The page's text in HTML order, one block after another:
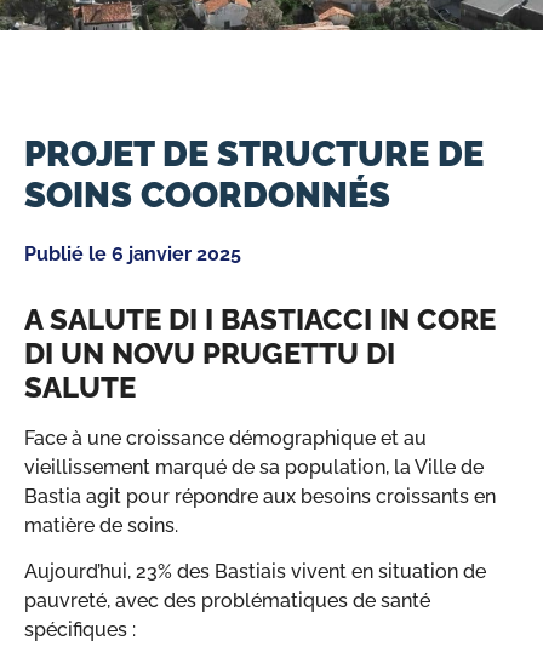
PROJET DE STRUCTURE DE
SOINS COORDONNÉS
Publié le 6 janvier 2025
A SALUTE DI I BASTIACCI IN CORE
DI UN NOVU PRUGETTU DI
SALUTE
Face à une croissance démographique et au
vieillissement marqué de sa population, la Ville de
Bastia agit pour répondre aux besoins croissants en
matière de soins.
Aujourd’hui, 23% des Bastiais vivent en situation de
pauvreté, avec des problématiques de santé
spécifiques :